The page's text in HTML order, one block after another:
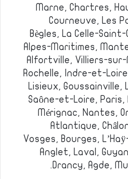
Marne, Chartres,
Courneuve, Les
Bègles, La Celle-
Alpes-Maritimes,
Alfortville, Villiers-sur-
Rochelle, Indre-et-
Lisieux, Goussainville,
Saône-et-Loire, Paris,
Mérignac, Nantes,
Atlantique,
Vosges, Bourges,
Anglet, Laval,
Drancy, Agde,